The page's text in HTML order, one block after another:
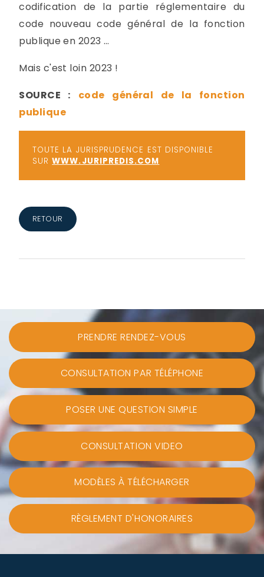
codification de la partie réglementaire du
code nouveau code général de la fonction
publique en 2023 …
Mais c'est loin 2023 !
SOURCE :
code général de la fonction
publique
TOUTE LA JURISPRUDENCE EST DISPONIBLE
SURWWW.JURIPREDIS.COM
RETOUR
PRENDRE RENDEZ-VOUS
CONSULTATION PAR TÉLÉPHONE
POSER UNE QUESTION SIMPLE
CONSULTATION VIDEO
MODÈLES À TÉLÉCHARGER
RÈGLEMENT D'HONORAIRES